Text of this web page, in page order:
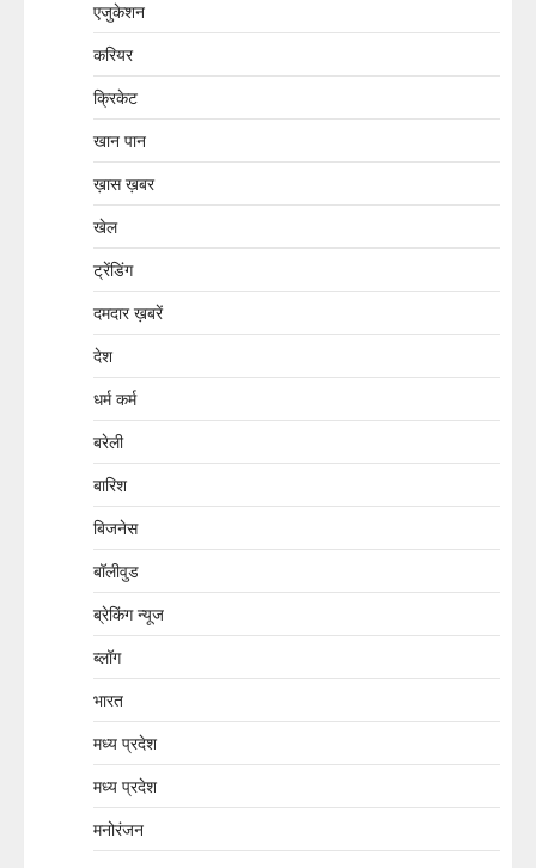
एजुकेशन
करियर
क्रिकेट
खान पान
ख़ास ख़बर
खेल
ट्रेंडिंग
दमदार ख़बरें
देश
धर्म कर्म
बरेली
बारिश
बिजनेस
बॉलीवुड
ब्रेकिंग न्यूज
ब्लॉग
भारत
मध्य प्रदेश
मध्य प्रदेश
मनोरंजन